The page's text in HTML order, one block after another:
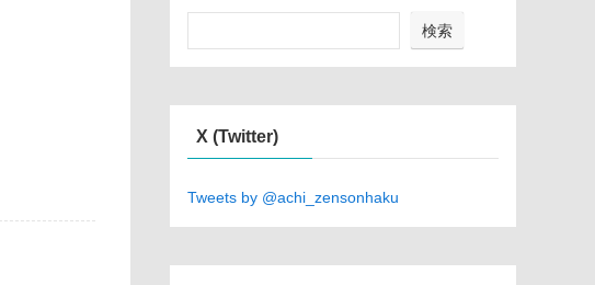
検索
X (Twitter)
Tweets by @achi_zensonhaku